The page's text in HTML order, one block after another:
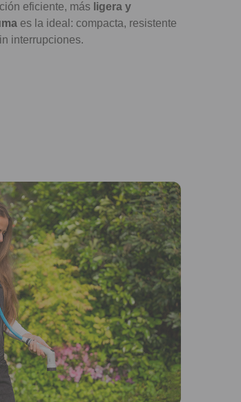
eficiente, más ligera y
es la ideal: compacta, resistente
interrupciones.